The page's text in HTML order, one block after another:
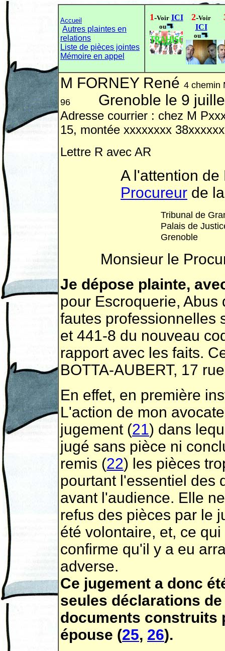
Accueil
Autres plaintes en
relations
Liste de pièces jointes
Mémoire en appel
1-Voir ICI
ou
2-Voir
ICI
ou
M FORNEY René 4 chemin
96
Grenoble le 9
Adresse courrier : chez M
15, montée xxxxxxxx
Lettre R avec AR
A l'attention
Procureur de
Tribunal de
Palais de
Grenoble
Monsieur le
Je dépose plainte,
pour Escroquerie,
fautes professionnelles
et 441-8 du nouveau
rapport avec les faits.
BOTTA-AUBERT, 17
En effet, en première
L'action de mon
jugement (21) dans
jugé sans pièce ni
remis (22) les pièces
pourtant l'essentiel des
avant l'audience. Elle
refus des pièces par le
été volontaire, et, ce
confirme qu'il y a eu
adverse.
Ce jugement a donc
seules déclarations
documents construits
épouse (25, 26).